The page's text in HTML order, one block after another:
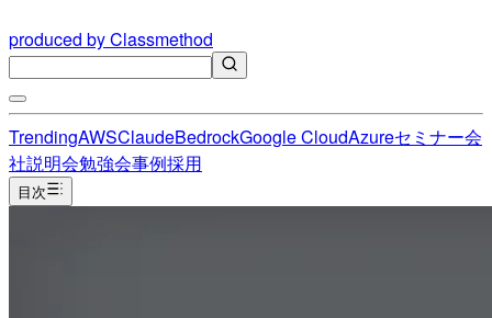
produced by Classmethod
TrendingAWSClaudeBedrockGoogle CloudAzureセミナー会
社説明会勉強会事例採用
目次